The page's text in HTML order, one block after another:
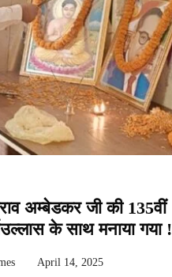
अम्बेडकर जी की 135वीं
के साथ मनाया गया !
April 14, 2025